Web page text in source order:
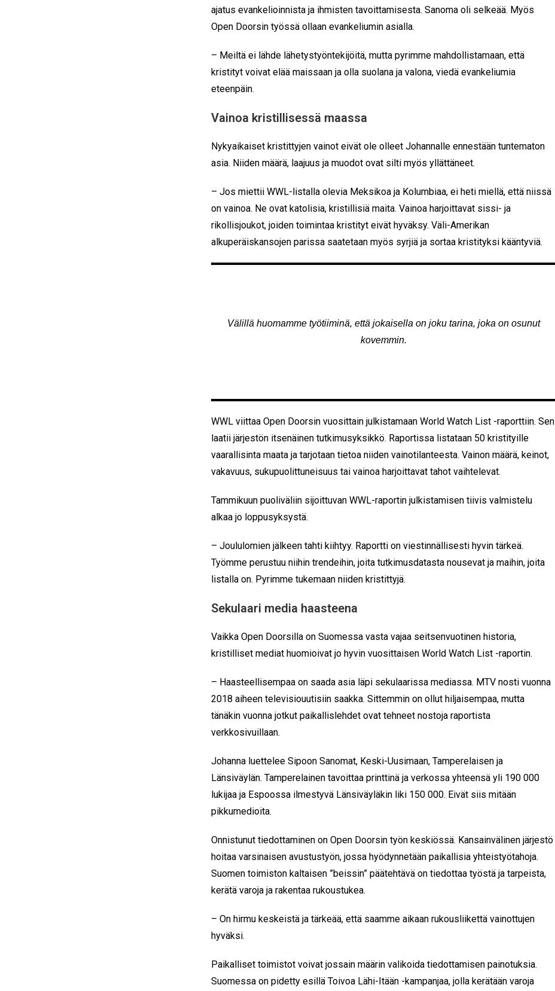
ajatus evankelioinnista ja ihmisten tavoittamisesta. Sanoma oli selkeää. Myös
Open Doorsin työssä ollaan evankeliumin asialla.
– Meiltä ei lähde lähetystyöntekijöitä, mutta pyrimme mahdollistamaan, että
kristityt voivat elää maissaan ja olla suolana ja valona, viedä evankeliumia
eteenpäin.
Vainoa kristillisessä maassa
Nykyaikaiset kristittyjen vainot eivät ole olleet Johannalle ennestään tuntematon
asia. Niiden määrä, laajuus ja muodot ovat silti myös yllättäneet.
– Jos miettii WWL-listalla olevia Meksikoa ja Kolumbiaa, ei heti miellä, että niissä
on vainoa. Ne ovat katolisia, kristillisiä maita. Vainoa harjoittavat sissi- ja
rikollisjoukot, joiden toimintaa kristityt eivät hyväksy. Väli-Amerikan
alkuperäiskansojen parissa saatetaan myös syrjiä ja sortaa kristityksi kääntyviä.
Välillä huomamme työtiiminä, että jokaisella on joku tarina, joka on osunut
kovemmin.
WWL viittaa Open Doorsin vuosittain julkistamaan World Watch List -raporttiin. Sen
laatii järjestön itsenäinen tutkimusyksikkö. Raportissa listataan 50 kristityille
vaarallisinta maata ja tarjotaan tietoa niiden vainotilanteesta. Vainon määrä, keinot,
vakavuus, sukupuolittuneisuus tai vainoa harjoittavat tahot vaihtelevat.
Tammikuun puoliväliin sijoittuvan WWL-raportin julkistamisen tiivis valmistelu
alkaa jo loppusyksystä.
– Joululomien jälkeen tahti kiihtyy. Raportti on viestinnällisesti hyvin tärkeä.
Työmme perustuu niihin trendeihin, joita tutkimusdatasta nousevat ja maihin, joita
listalla on. Pyrimme tukemaan niiden kristittyjä.
Sekulaari media haasteena
Vaikka Open Doorsilla on Suomessa vasta vajaa seitsenvuotinen historia,
kristilliset mediat huomioivat jo hyvin vuosittaisen World Watch List -raportin.
– Haasteellisempaa on saada asia läpi sekulaarissa mediassa. MTV nosti vuonna
2018 aiheen televisiouutisiin saakka. Sittemmin on ollut hiljaisempaa, mutta
tänäkin vuonna jotkut paikallislehdet ovat tehneet nostoja raportista
verkkosivuillaan.
Johanna luettelee Sipoon Sanomat, Keski-Uusimaan, Tamperelaisen ja
Länsiväylän. Tamperelainen tavoittaa printtinä ja verkossa yhteensä yli 190 000
lukijaa ja Espoossa ilmestyvä Länsiväyläkin liki 150 000. Eivät siis mitään
pikkumedioita.
Onnistunut tiedottaminen on Open Doorsin työn keskiössä. Kansainvälinen järjestö
hoitaa varsinaisen avustustyön, jossa hyödynnetään paikallisia yhteistyötahoja.
Suomen toimiston kaltaisen ”beissin” päätehtävä on tiedottaa työstä ja tarpeista,
kerätä varoja ja rakentaa rukoustukea.
– On hirmu keskeistä ja tärkeää, että saamme aikaan rukousliikettä vainottujen
hyväksi.
Paikalliset toimistot voivat jossain määrin valikoida tiedottamisen painotuksia.
Suomessa on pidetty esillä Toivoa Lähi-Itään -kampanjaa, jolla kerätään varoja